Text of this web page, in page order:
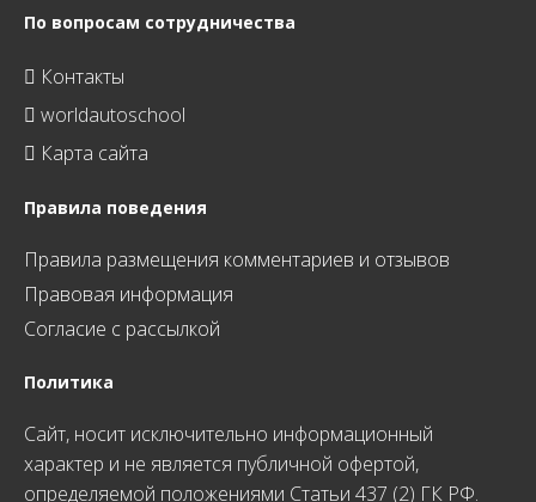
По вопросам сотрудничества
Контакты
worldautoschool
Карта сайта
Правила поведения
Правила размещения комментариев и отзывов
Правовая информация
Согласие с рассылкой
Политика
Сайт, носит исключительно информационный
характер и не является публичной офертой,
определяемой положениями Статьи 437 (2) ГК РФ.